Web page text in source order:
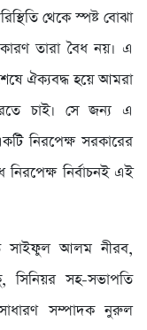
থেকে স্পষ্ট বোঝা
তারা বৈধ নয়। এ
ঐক্যবদ্ধ হয়ে আমরা
করতে চাই। সে জন্য এ
নিরপেক্ষ সরকারের
নির্বাচনই এই
সাইফুল আলম নীরব,
সিনিয়র সহ-সভাপতি
সম্পাদক নুরুল